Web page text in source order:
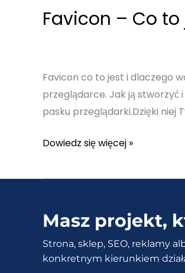
Favicon – Co
Favicon co to jest i dlaczego
przeglądarce. Jak ją stworzyć
pasku przeglądarki.Dzięki niej
Favicon
Co
jest
jak
ją
Dowiedz się więcej »
Masz projekt,
Strona, sklep, SEO, reklamy
konkretnym kierunkiem